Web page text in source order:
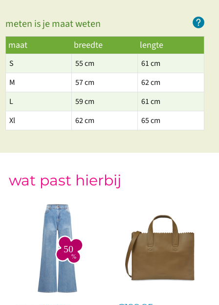
meten is je maat weten
maat breedte lengte
S 55 cm
61 cm
M
57 cm
62 cm
L
59 cm
61 cm
Xl
62 cm 65 cm
wat past hierbij